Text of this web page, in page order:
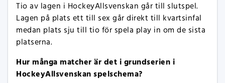
Tio av lagen i HockeyAllsvenskan går till slutspel.
Lagen på plats ett till sex går direkt till kvartsinfal
medan plats sju till tio för spela play in om de sista
platserna.
Hur många matcher är det i grundserien i
HockeyAllsvenskan spelschema?